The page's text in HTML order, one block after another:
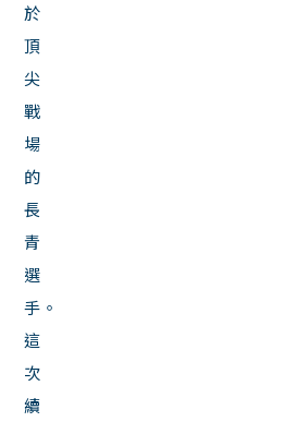
於
頂
尖
戰
場
的
長
青
選
手。
這
次
續